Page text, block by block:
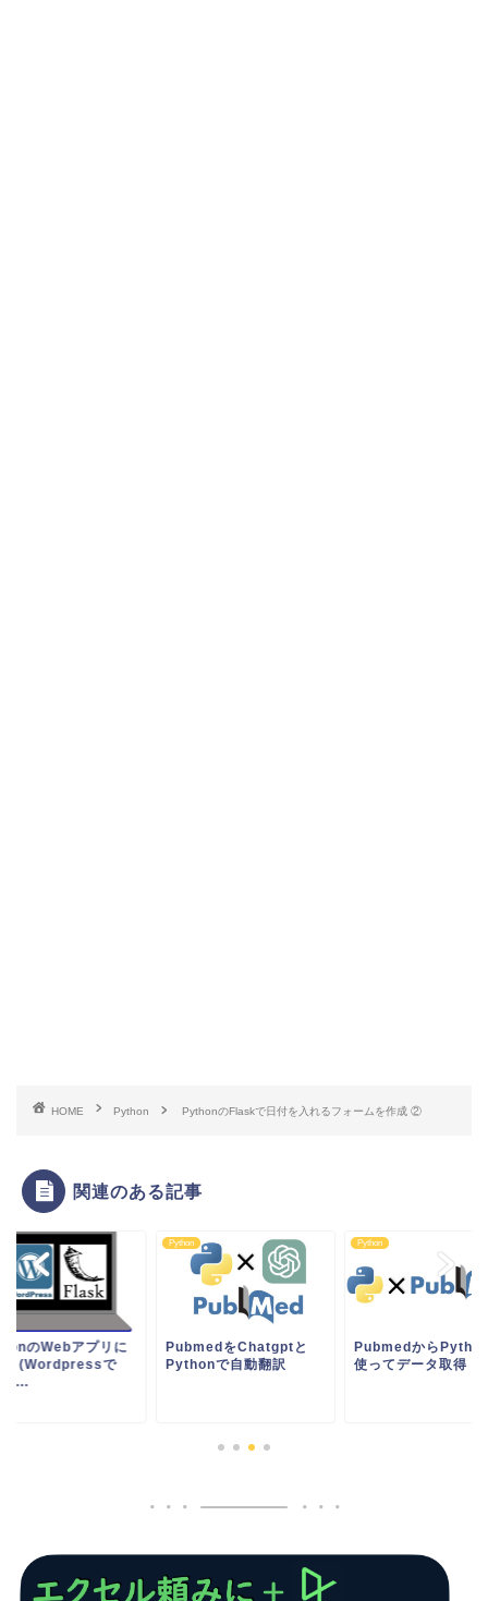
HOME Python PythonのFlaskで日付を入れるフォームを作成 ②
関連のある記事
のWebアプリに
！(Wordpressで
Python
PubmedをChatgptと
Pythonで自動翻訳
Python
Pubmedから
使ってデータ取得